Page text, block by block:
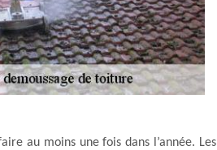
au moins une fois dans l’année. Les